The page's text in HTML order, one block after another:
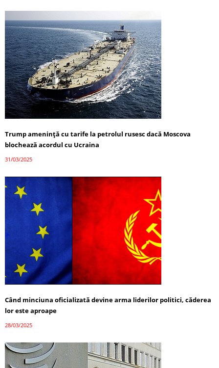
Trump amenință cu tarife la petrolul rusesc dacă Moscova
blochează acordul cu Ucraina
31/03/2025
Când minciuna oficializată devine arma liderilor politici, căderea
lor este aproape
28/03/2025